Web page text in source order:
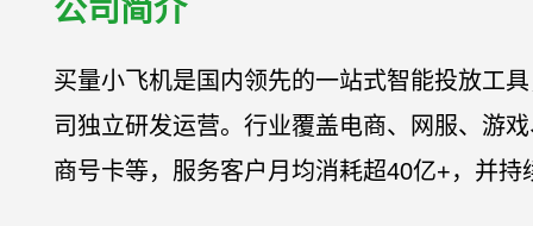
公司简介
买量小飞机是国内领先的一站式智能投放工
司独立研发运营。行业覆盖电商、网服、游
商号卡等，服务客户月均消耗超40亿+，并持